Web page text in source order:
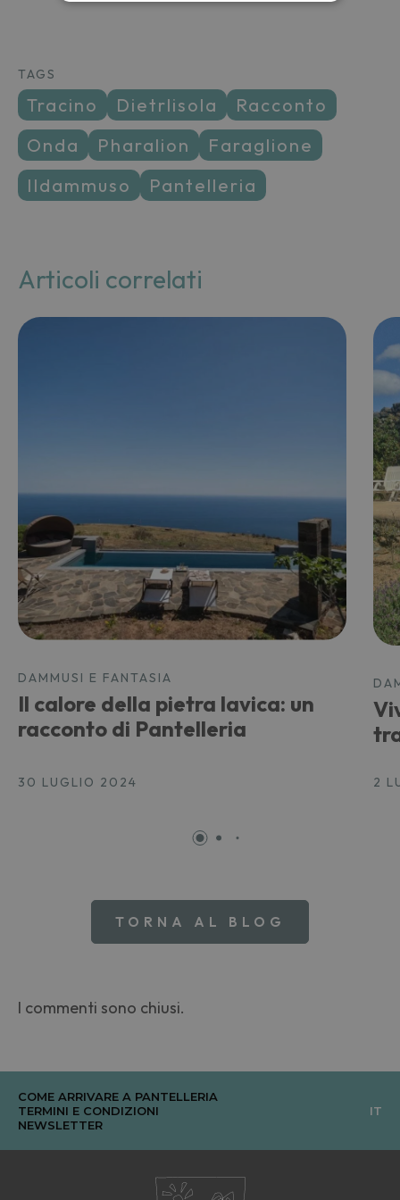
TAGS
tracino dietrlisola
racconto
onda
pharalion
faraglione
ildammuso
pantelleria
Articoli correlati
DAMMUSI E FANTASIA
Il calore della pietra lavica: un
racconto di Pantelleria
TORNA AL BLOG
COME ARRIVARE A PANTELLERIA
NEWSLETTER